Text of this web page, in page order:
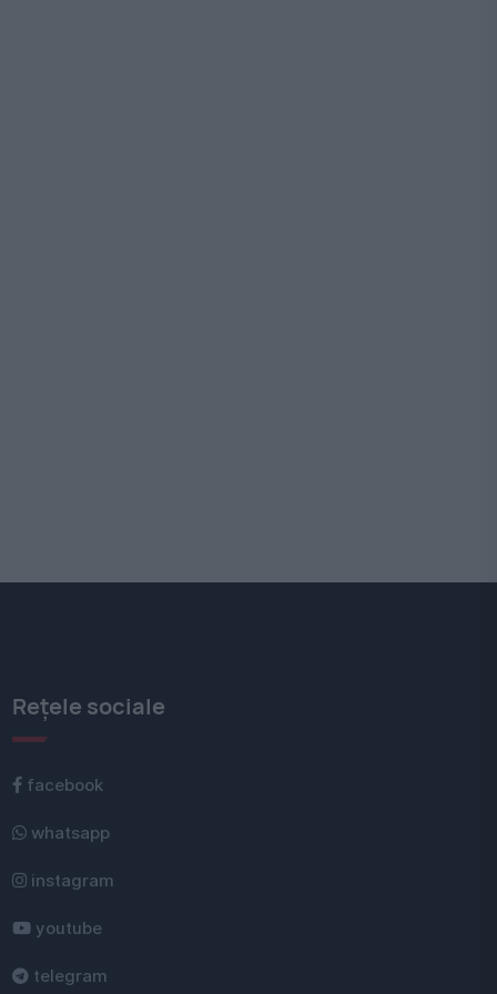
Rețele sociale
facebook
whatsapp
instagram
youtube
telegram